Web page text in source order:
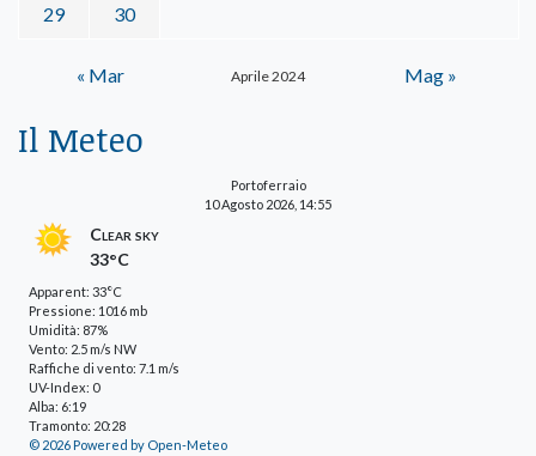
Aprile 2024
29 30
« Mar Mag »
Il Meteo
Portoferraio
10 Agosto 2026, 14:55
Clear sky
33°C
Apparent: 33°C
Pressione: 1016 mb
Umidità: 87%
Vento: 2.5 m/s NW
Raffiche di vento: 7.1 m/s
UV-Index: 0
Alba: 6:19
Tramonto: 20:28
© 2026 Powered by Open-Meteo